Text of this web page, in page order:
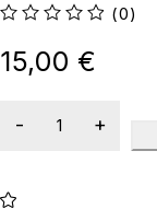
(0)
15,00 €